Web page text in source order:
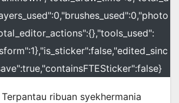
Terpantau ribuan syekhermania